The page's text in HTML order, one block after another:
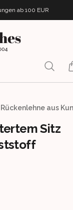
ab 100 EUR
Search
aus
Sitz